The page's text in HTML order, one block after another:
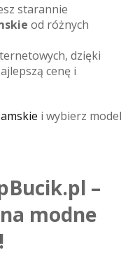
starannie
od różnych
dzięki
cenę i
i wybierz model
–
modne